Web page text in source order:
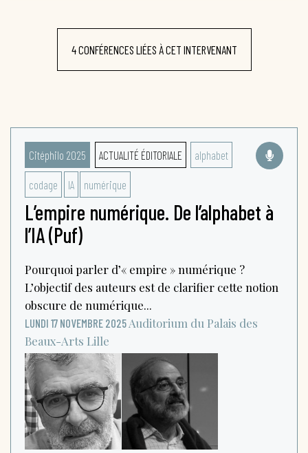
4 CONFÉRENCES LIÉES À CET INTERVENANT
Citéphilo 2025 ACTUALITÉ ÉDITORIALE alphabet
codage IA numérique
L’empire numérique. De l’alphabet à
l’IA (Puf)
Pourquoi parler d’« empire » numérique ?
L’objectif des auteurs est de clarifier cette notion
obscure de numérique...
LUNDI 17 NOVEMBRE 2025 Auditorium du Palais des
Beaux-Arts Lille